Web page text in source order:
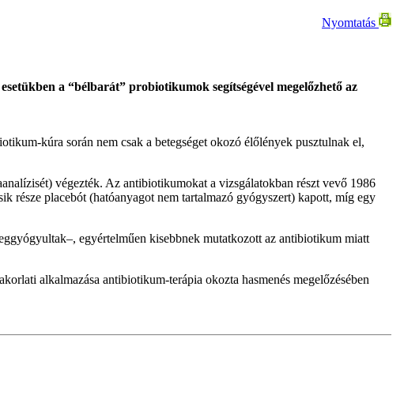
Nyomtatás
a “bélbarát” probiotikumok segítségével megelőzhető az
kúra során nem csak a betegséget okozó élőlények pusztulnak el,
végezték. Az antibiotikumokat a vizsgálatokban részt vevő 1986
része placebót (hatóanyagot nem tartalmazó gyógyszert) kapott, míg egy
egyértelműen kisebbnek mutatkozott az antibiotikum miatt
alkalmazása antibiotikum-terápia okozta hasmenés megelőzésében